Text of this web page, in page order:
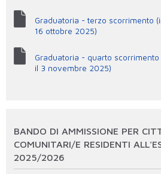
Graduatoria - terzo scorrimento
16 ottobre 2025)
Graduatoria - quarto
il 3 novembre 2025)
BANDO DI AMMISSIONE PER
COMUNITARI/E RESIDENTI
2025/2026